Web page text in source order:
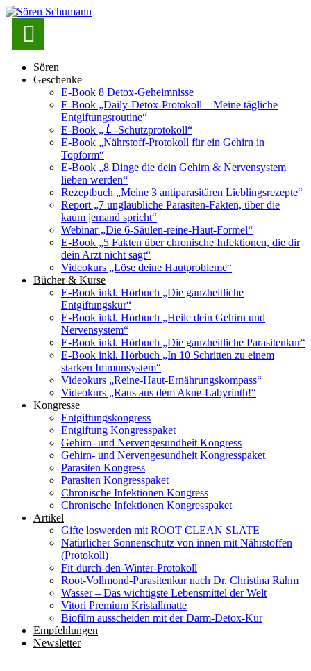

Sören
Geschenke
E-Book 8 Detox-Geheimnisse
E-Book „Daily-Detox-Protokoll – Meine tägliche
Entgiftungsroutine“
E-Book „💉-Schutzprotokoll“
E-Book „Nährstoff-Protokoll für ein Gehirn in
Topform“
E-Book „8 Dinge die dein Gehirn & Nervensystem
lieben werden“
Rezeptbuch „Meine 3 antiparasitären Lieblingsrezepte“
Report „7 unglaubliche Parasiten-Fakten, über die
kaum jemand spricht“
Webinar „Die 6-Säulen-reine-Haut-Formel“
E-Book „5 Fakten über chronische Infektionen, die dir
dein Arzt nicht sagt“
Videokurs „Löse deine Hautprobleme“
Bücher & Kurse
E-Book inkl. Hörbuch „Die ganzheitliche
Entgiftungskur“
E-Book inkl. Hörbuch „Heile dein Gehirn und
Nervensystem“
E-Book inkl. Hörbuch „Die ganzheitliche Parasitenkur“
E-Book inkl. Hörbuch „In 10 Schritten zu einem
starken Immunsystem“
Videokurs „Reine-Haut-Ernährungskompass“
Videokurs „Raus aus dem Akne-Labyrinth!“
Kongresse
Entgiftungskongress
Entgiftung Kongresspaket
Gehirn- und Nervengesundheit Kongress
Gehirn- und Nervengesundheit Kongresspaket
Parasiten Kongress
Parasiten Kongresspaket
Chronische Infektionen Kongress
Chronische Infektionen Kongresspaket
Artikel
Gifte loswerden mit ROOT CLEAN SLATE
Natürlicher Sonnenschutz von innen mit Nährstoffen
(Protokoll)
Fit-durch-den-Winter-Protokoll
Root-Vollmond-Parasitenkur nach Dr. Christina Rahm
Wasser – Das wichtigste Lebensmittel der Welt
Vitori Premium Kristallmatte
Biofilm ausscheiden mit der Darm-Detox-Kur
Empfehlungen
Newsletter